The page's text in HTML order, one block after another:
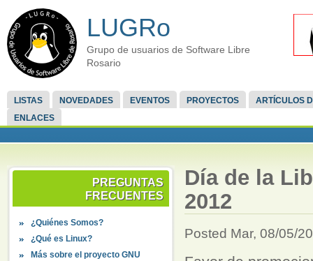
LUGRo
Grupo de usuarios de Software Libre
Rosario
LISTAS NOVEDADES EVENTOS PROYECTOS
ARTÍCULOS
ENLACES
PREGUNTAS
FRECUENTES
¿Quiénes Somos?
¿Qué es Linux?
Más sobre el proyecto GNU
Día de la
2012
Posted Mar, 08/05/